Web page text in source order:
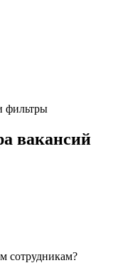
фильтры
вакансий
сотрудникам?